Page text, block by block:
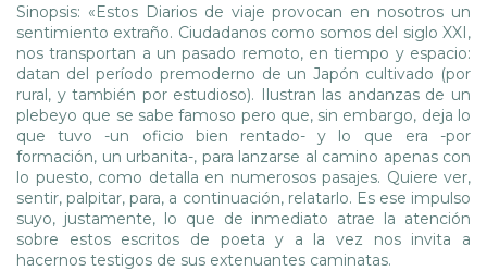
Sinopsis: «Estos Diarios de viaje provocan en nosotros un
sentimiento extraño. Ciudadanos como somos del siglo XXI,
nos transportan a un pasado remoto, en tiempo y espacio:
datan del período premoderno de un Japón cultivado (por
rural, y también por estudioso). Ilustran las andanzas de un
plebeyo que se sabe famoso pero que, sin embargo, deja lo
que tuvo -un oficio bien rentado- y lo que era -por
formación, un urbanita-, para lanzarse al camino apenas con
lo puesto, como detalla en numerosos pasajes. Quiere ver,
sentir, palpitar, para, a continuación, relatarlo. Es ese impulso
suyo, justamente, lo que de inmediato atrae la atención
sobre estos escritos de poeta y a la vez nos invita a
hacernos testigos de sus extenuantes caminatas.